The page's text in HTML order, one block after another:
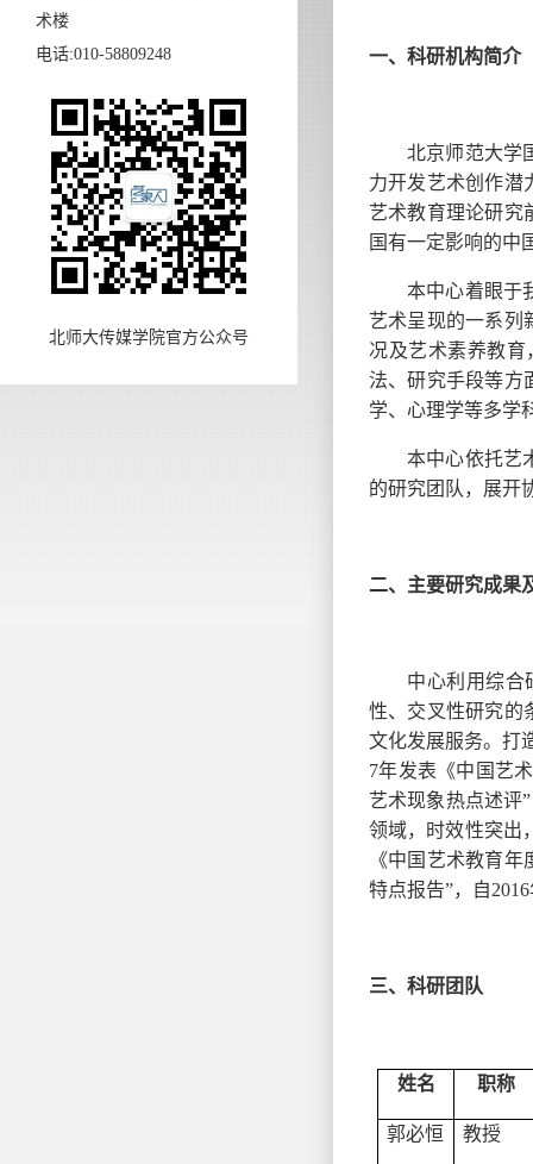
术楼
电话:010-58809248
北师大传媒学院官方公众号
一、科研机构简介
北京师范大学
力开发艺术创作潜
艺术教育理论研究
国有一定影响的中
本中心着眼于
艺术呈现的一系列
况及艺术素养教
法、研究手段等方
学、心理学等多学
本中心依托艺
的研究团队，展开
二、主要研究成果
中心利用综合
性、交叉性研究的
文化发展服务。打
7年发表《中国艺
艺术现象热点述评
领域，时效性突出
《中国艺术教育
特点报告”，自
三、科研团队
姓名 职称
郭必恒 教授